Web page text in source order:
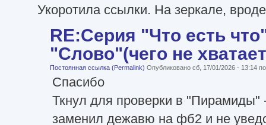
Укоротила ссылки. На зеркале,
RE:Серия "Что есть
"Слово"(чего не
Постоянная ссылка (Permalink) Опубликовано сб, 17/01/2026 - 13:14
Спасибо
Ткнул для проверки в "Пирамиды"
заменил дежавю на фб2 и не